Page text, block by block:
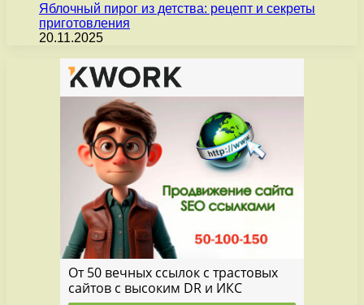
Яблочный пирог из детства: рецепт и секреты
приготовления
20.11.2025